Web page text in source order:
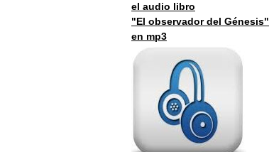
el audio libro
"El observador del Génesis"
en mp3